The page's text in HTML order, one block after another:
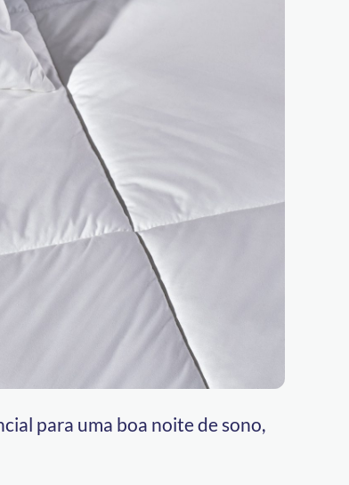
para uma boa noite de sono,